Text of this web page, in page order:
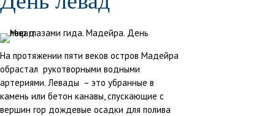
На протяжении пяти веков остров Мадейра
обрастал рукотворными водными
артериями. Левады – это убранные в
камень или бетон канавы, спускающие с
вершин гор дождевые осадки для полива